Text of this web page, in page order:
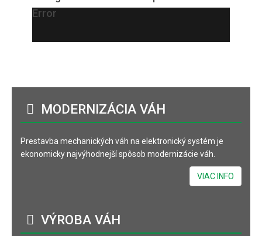
Error
MODERNIZÁCIA VÁH
Prestavba mechanických váh na elektronický systém je
ekonomicky najvýhodnejší spôsob modernizácie váh.
VIAC INFO
VÝROBA VÁH